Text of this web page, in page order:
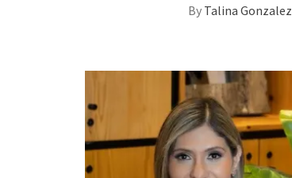
By Talina Gonzalez